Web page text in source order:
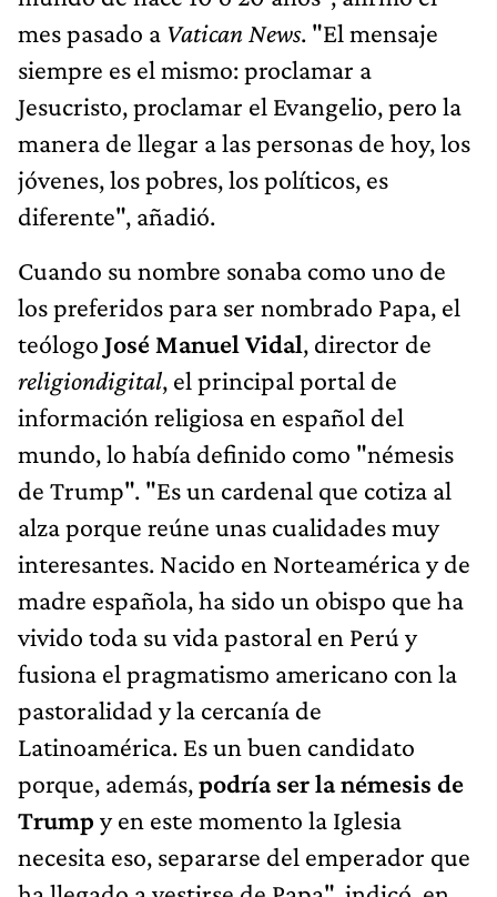
mes pasado a Vatican News. "El mensaje
siempre es el mismo: proclamar a
Jesucristo, proclamar el Evangelio, pero la
manera de llegar a las personas de hoy, los
jóvenes, los pobres, los políticos, es
diferente", añadió.
Cuando su nombre sonaba como uno de
los preferidos para ser nombrado Papa, el
teólogo José Manuel Vidal, director de
religiondigital, el principal portal de
información religiosa en español del
mundo, lo había definido como "némesis
de Trump". "Es un cardenal que cotiza al
alza porque reúne unas cualidades muy
interesantes. Nacido en Norteamérica y de
madre española, ha sido un obispo que ha
vivido toda su vida pastoral en Perú y
fusiona el pragmatismo americano con la
pastoralidad y la cercanía de
Latinoamérica. Es un buen candidato
porque, además,podría ser la némesis de
Trump y en este momento la Iglesia
necesita eso, separarse del emperador que